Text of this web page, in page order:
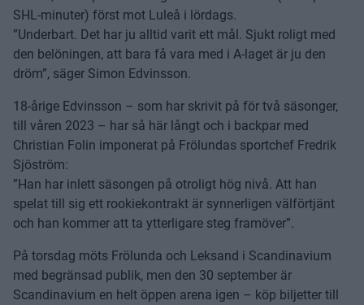
SHL-minuter) först mot Luleå i lördags.
”Underbart. Det har ju alltid varit ett mål. Sjukt roligt med
den belöningen, att bara få vara med i A-laget är ju den
dröm”, säger Simon Edvinsson.
18-årige Edvinsson – som har skrivit på för två säsonger,
till våren 2023 – har så här långt och i backpar med
Christian Folin imponerat på Frölundas sportchef Fredrik
Sjöström:
”Han har inlett säsongen på otroligt hög nivå. Att han
spelat till sig ett rookiekontrakt är synnerligen välförtjänt
och han kommer att ta ytterligare steg framöver”.
På torsdag möts Frölunda och Leksand i Scandinavium
med begränsad publik, men den 30 september är
Scandinavium en helt öppen arena igen – köp biljetter till